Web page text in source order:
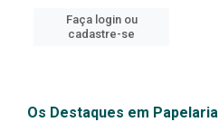
Faça login ou
cadastre-se
Os Destaques em Papelaria